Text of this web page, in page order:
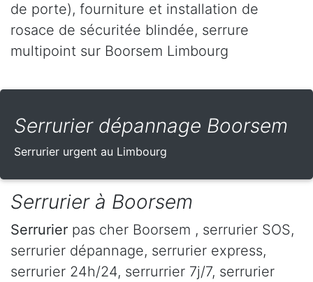
de porte), fourniture et installation de
rosace de sécuritée blindée, serrure
multipoint sur Boorsem Limbourg
Serrurier dépannage Boorsem
Serrurier urgent au Limbourg
Serrurier à Boorsem
Serrurier pas cher Boorsem , serrurier SOS,
serrurier dépannage, serrurier express,
serrurier 24h/24, serrurrier 7j/7, serrurier